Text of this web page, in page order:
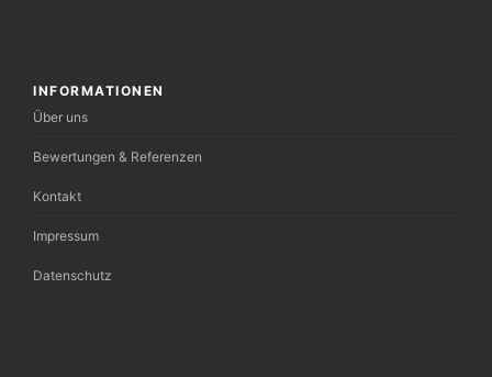
INFORMATIONEN
Über uns
Bewertungen & Referenzen
Kontakt
Impressum
Datenschutz